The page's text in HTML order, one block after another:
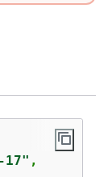
17" ,